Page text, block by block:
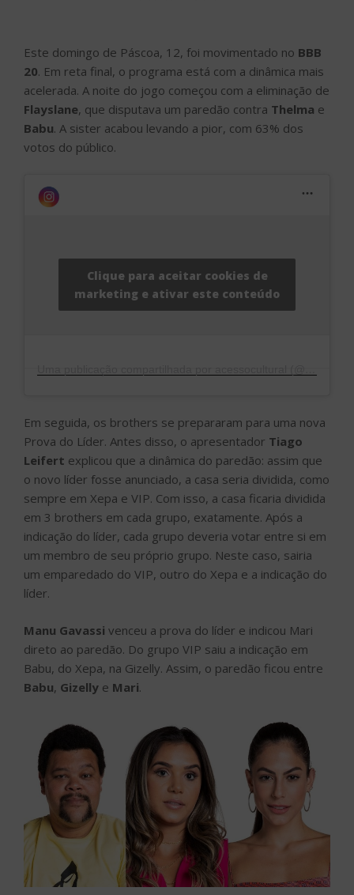
Este domingo de Páscoa, 12, foi movimentado no BBB
20. Em reta final, o programa está com a dinâmica mais
acelerada. A noite do jogo começou com a eliminação de
Flayslane, que disputava um paredão contra Thelma e
Babu. A sister acabou levando a pior, com 63% dos
votos do público.
Clique para aceitar cookies de
marketing e ativar este conteúdo
Em seguida, os brothers se prepararam para uma nova
Prova do Líder. Antes disso, o apresentador Tiago
Leifert explicou que a dinâmica do paredão: assim que
o novo líder fosse anunciado, a casa seria dividida, como
sempre em Xepa e VIP. Com isso, a casa ficaria dividida
em 3 brothers em cada grupo, exatamente. Após a
indicação do líder, cada grupo deveria votar entre si em
um membro de seu próprio grupo. Neste caso, sairia
um emparedado do VIP, outro do Xepa e a indicação do
líder.
Manu Gavassi venceu a prova do líder e indicou Mari
direto ao paredão. Do grupo VIP saiu a indicação em
Babu, do Xepa, na Gizelly. Assim, o paredão ficou entre
Babu, Gizelly e Mari.